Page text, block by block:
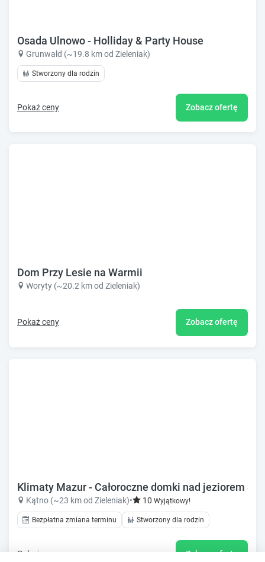
Osada Ulnowo - Holliday & Party House
Grunwald (~19.8 km od Zieleniak)
Stworzony dla rodzin
Pokaż ceny Zobacz ofertę
Dom Przy Lesie na Warmii
Woryty (~20.2 km od Zieleniak)
Pokaż ceny Zobacz ofertę
Klimaty Mazur - Całoroczne domki nad jeziorem
Kątno (~23 km od Zieleniak)• 10 Wyjątkowy!
Bezpłatna zmiana terminu Stworzony dla rodzin
Pokaż ceny Zobacz ofertę